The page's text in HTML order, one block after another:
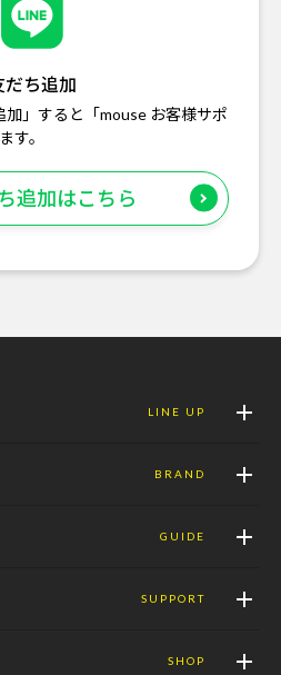
だち追加
」すると「mouse お客様サポ
す。
追加はこちら
LINE UP
BRAND
GUIDE
SUPPORT
SHOP